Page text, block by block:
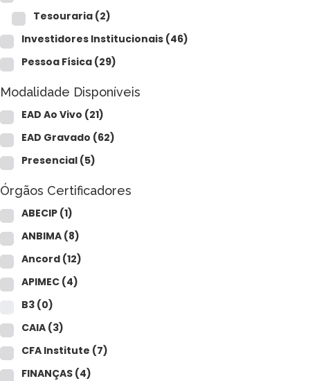
Tesouraria (2)
Investidores Institucionais (46)
Pessoa Física (29)
Modalidade Disponíveis
EAD Ao Vivo (21)
EAD Gravado (62)
Presencial (5)
Órgãos Certificadores
ABECIP (1)
ANBIMA (8)
Ancord (12)
APIMEC (4)
B3 (0)
CAIA (3)
CFA Institute (7)
FINANÇAS (4)